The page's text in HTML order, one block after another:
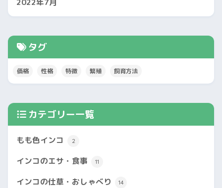
タグ
価格 性格 特徴 繁殖 飼育方法
カテゴリー一覧
もも色インコ 2
インコのエサ・食事 11
インコの仕草・おしゃべり 14